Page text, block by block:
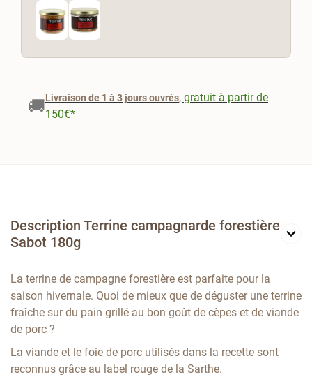
🚚Livraison de 1 à 3 jours ouvrés, gratuit à partir de
150€*
Description Terrine campagnarde forestière
Sabot 180g
La terrine de campagne forestière est parfaite pour la
saison hivernale. Quoi de mieux que de déguster une terrine
fraîche sur du pain grillé au bon goût de cèpes et de viande
de porc ?
La viande et le foie de porc utilisés dans la recette sont
reconnus grâce au label rouge de la Sarthe.